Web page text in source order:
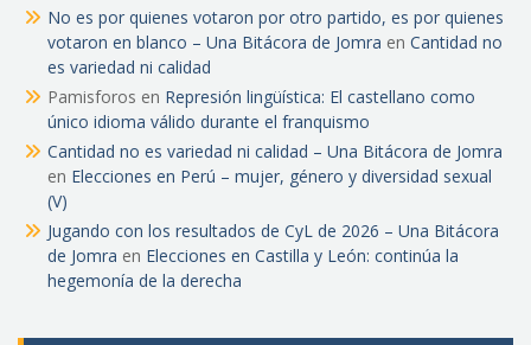
No es por quienes votaron por otro partido, es por quienes
votaron en blanco – Una Bitácora de Jomra en Cantidad no
es variedad ni calidad
Pamisforos en Represión lingüística: El castellano como
único idioma válido durante el franquismo
Cantidad no es variedad ni calidad – Una Bitácora de Jomra
en Elecciones en Perú – mujer, género y diversidad sexual
(V)
Jugando con los resultados de CyL de 2026 – Una Bitácora
de Jomra en Elecciones en Castilla y León: continúa la
hegemonía de la derecha